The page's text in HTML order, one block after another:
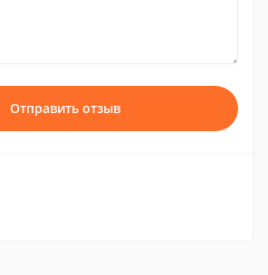
Отправить отзыв